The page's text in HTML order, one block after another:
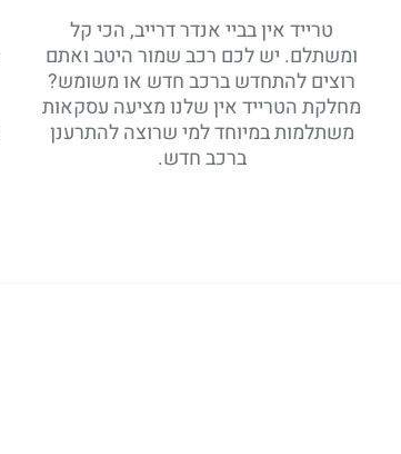
טרייד אין בביי אנדר דרייב, הכי קל
ומשתלם. יש לכם רכב שמור היטב ואתם
רוצים להתחדש ברכב חדש או משומש?
מחלקת הטרייד אין שלנו מציעה עסקאות
משתלמות במיוחד למי שרוצה להתרענן
ברכב חדש.